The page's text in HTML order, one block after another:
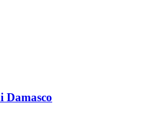
Damasco